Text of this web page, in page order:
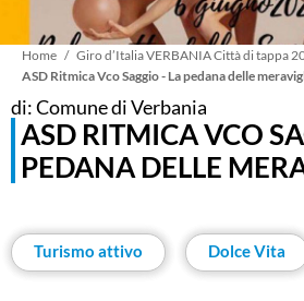
Briciole
di
pane
Home
Giro d’Italia VERBANIA Città di tappa
ASD Ritmica Vco Saggio - La pedana delle
di: Comune di Verbania
ASD RITMICA VCO
PEDANA DELLE
Turismo attivo Dolce Vita